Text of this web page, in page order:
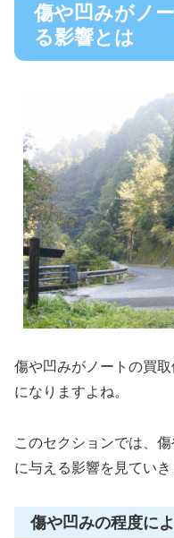
傷や凹みがノ
る影響とは
傷や凹みがノートの買
になりますよね。
このセクションでは、
に与える影響を見ていき
傷や凹みの程度に